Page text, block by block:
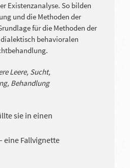
Existenzanalyse. So bilden
und die Methoden der
für die Methoden der
behavioralen
Leere, Sucht,
Behandlung
sie in einen
eine Fallvignette